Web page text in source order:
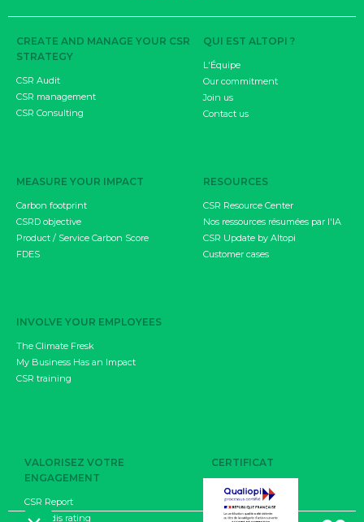
CREATE AND MANAGE YOUR CSR
STRATEGY
CSR Audit
CSR management
CSR Consulting
MEASURE YOUR IMPACT
Carbon footprint
CSRD objective
Product / Service Carbon Score
FDES
INVOLVE YOUR EMPLOYEES
The Climate Fresk
My Business Has an Impact
CSR training
VALORISEZ VOTRE
ENGAGEMENT
CSR Report
EcoVadis rating
QUI EST ALTOPI ?
L'Équipe
Our commitment
Join us
Contact us
RESOURCES
CSR Resource Center
Nos ressources résumées par l'IA
CSR Update by Altopi
Customer cases
CERTIFICAT